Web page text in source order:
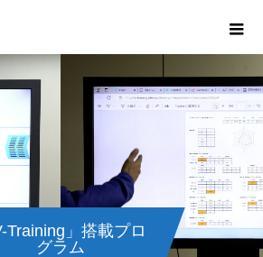
Training」搭載プロ
グラム